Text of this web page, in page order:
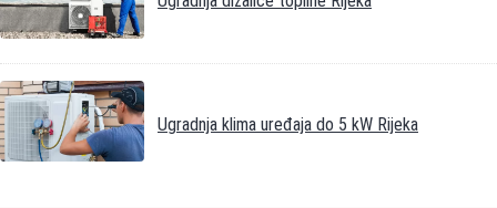
Ugradnja klima uređaja do 5 kW Rijeka